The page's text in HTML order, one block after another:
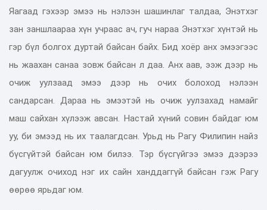
Яагаад гэхээр эмээ нь нэлээн шашинлаг талдаа, Энэтхэг
зан заншлаараа хүн учраас ач, гуч нараа Энэтхэг хүнтэй нь
гэр бүл болгох дуртай байсан байх. Бид хоёр анх эмээгээс
нь жаахан санаа зовж байсан л даа. Анх аав, ээж дээр нь
очиж уулзаад эмээ дээр нь очих болоход нэлээн
сандарсан. Дараа нь эмээтэй нь очиж уулзахад намайг
маш сайхан хүлээж авсан. Настай хүний совин байдаг юм
уу, би эмээд нь их таалагдсан. Урьд нь Рагу Филипин найз
бүсгүйтэй байсан юм билээ. Тэр бүсгүйгээ эмээ дээрээ
дагуулж очиход нэг их сайн ханддаггүй байсан гэж Рагу
өөрөө ярьдаг юм.